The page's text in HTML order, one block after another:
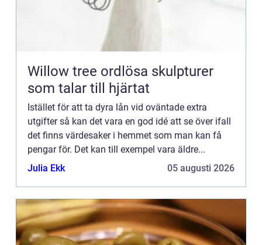
Willow tree ordlösa skulpturer
som talar till hjärtat
Istället för att ta dyra lån vid oväntade extra
utgifter så kan det vara en god idé att se över ifall
det finns värdesaker i hemmet som man kan få
pengar för. Det kan till exempel vara äldre...
Julia Ekk
05 augusti 2026